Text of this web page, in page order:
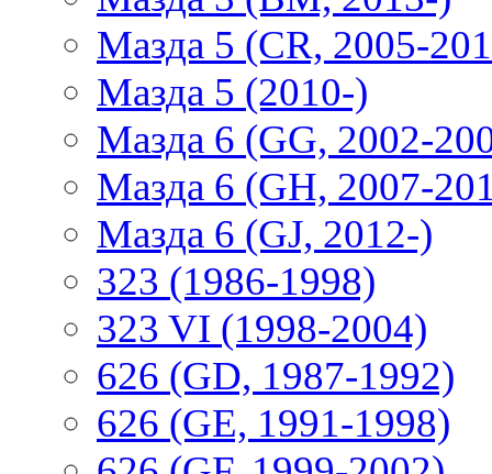
Мазда 5 (CR, 2005-
Мазда 5 (2010-)
Мазда 6 (GG, 2002-
Мазда 6 (GH, 2007-
Мазда 6 (GJ, 2012-)
323 (1986-1998)
323 VI (1998-2004)
626 (GD, 1987-1992)
626 (GE, 1991-1998)